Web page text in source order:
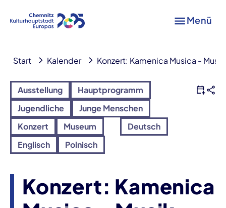
Menü
Start Kalender Konzert: Kamenica Musica -
Ausstellung
Hauptprogramm
Jugendliche
Junge Menschen
Konzert
Museum
Deutsch
Englisch
Polnisch
Konzert: Kamenica